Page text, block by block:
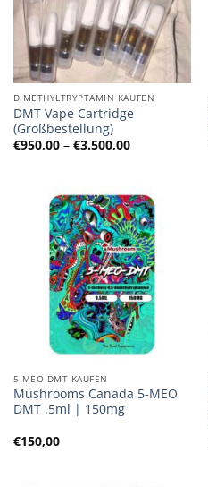
DIMETHYLTRYPTAMIN KAUFEN
DMT Vape Cartridge
(Großbestellung)
€950,00 – €3.500,00Preisspanne:
€950,00
5 MEO DMT KAUFEN
Mushrooms Canada 5-MEO
DMT .5ml | 150mg
€150,00